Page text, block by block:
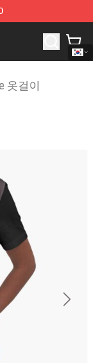
옷걸이